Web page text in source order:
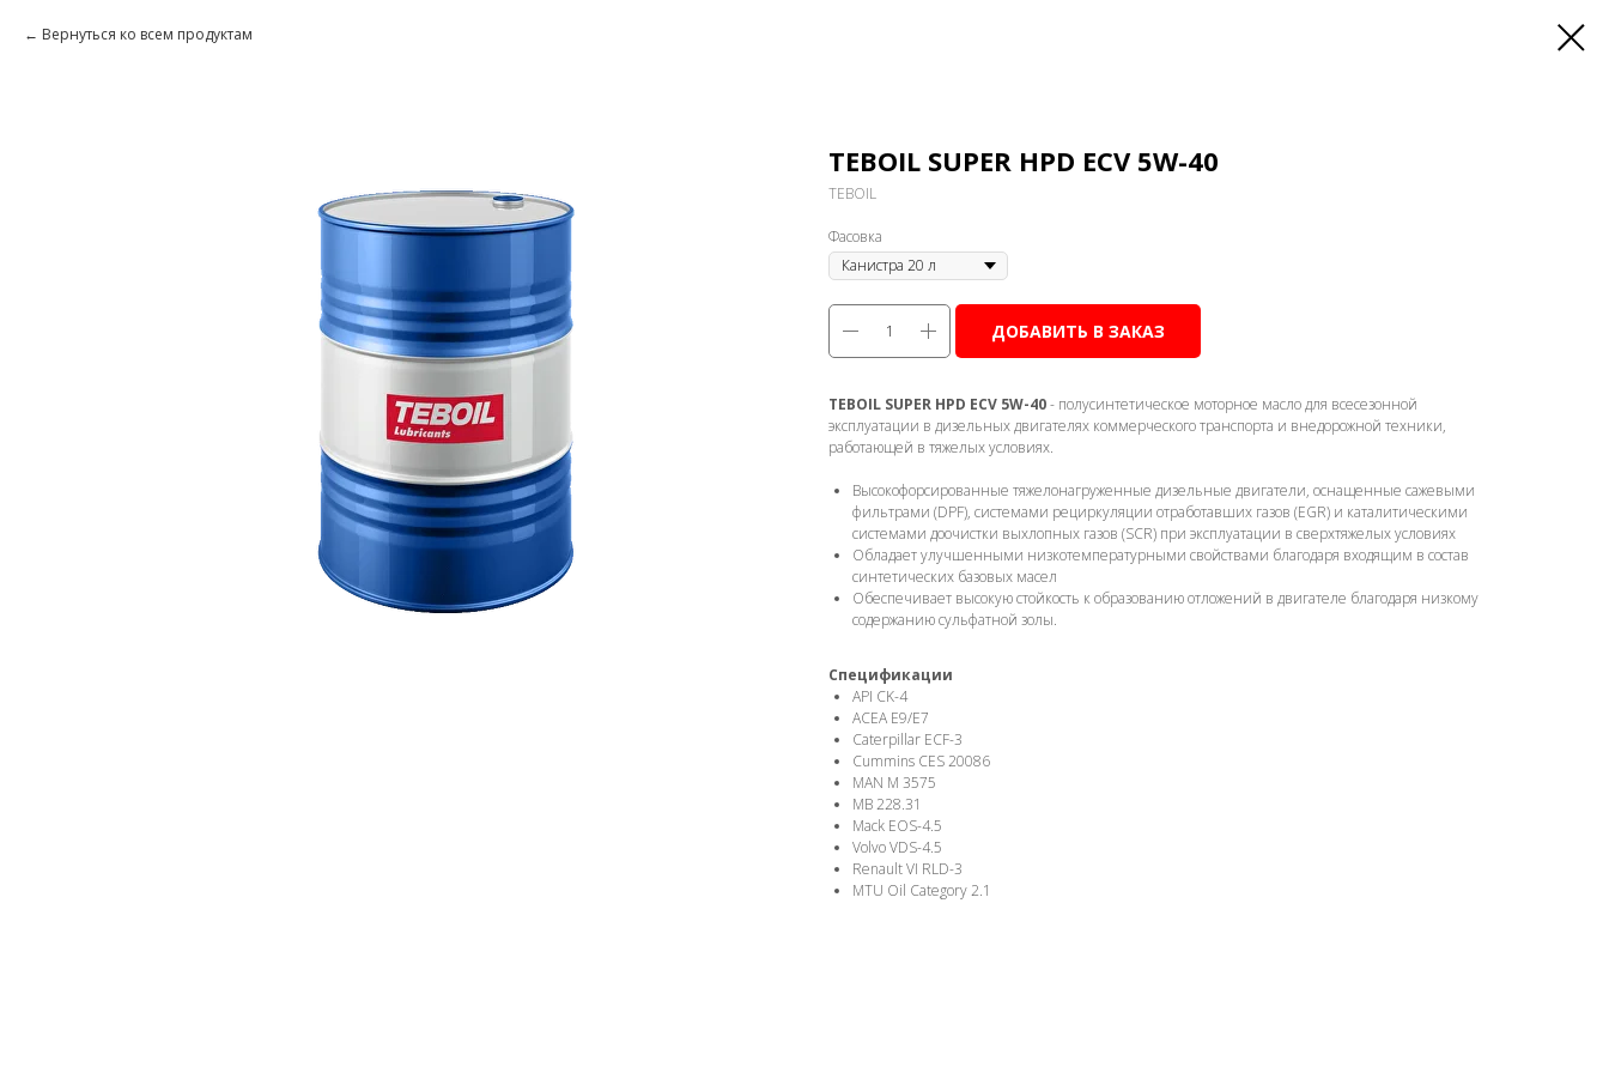
Вернуться ко всем продуктам
TEBOIL SUPER HPD ECV 5W-40
TEBOIL
Фасовка
ДОБАВИТЬ В ЗАКАЗ
TEBOIL SUPER HPD ECV 5W-40- полусинтетическое моторное масло для всесезонной
эксплуатации в дизельных двигателях коммерческого транспорта и внедорожной техники,
работающей в тяжелых условиях.
Высокофорсированные тяжелонагруженные дизельные двигатели, оснащенные сажевыми
фильтрами (DPF), системами рециркуляции отработавших газов (EGR) и каталитическими
системами доочистки выхлопных газов (SCR) при эксплуатации в сверхтяжелых условиях
Обладает улучшенными низкотемпературными свойствами благодаря входящим в состав
синтетических базовых масел
Обеспечивает высокую стойкость к образованию отложений в двигателе благодаря низкому
содержанию сульфатной золы.
Спецификации
API CK-4
ACEA E9/E7
Caterpillar ECF-3
Cummins CES 20086
MAN M 3575
MB 228.31
Mack EOS-4.5
Volvo VDS-4.5
Renault VI RLD-3
MTU Oil Category 2.1